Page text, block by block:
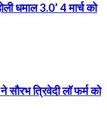
धमाल 3.0’ 4 मार्च को
त्रिवेदी लॉ फर्म को